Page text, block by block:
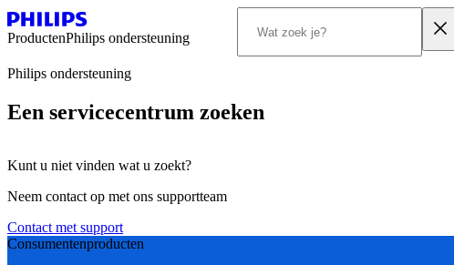
ProductenPhilips ondersteuning
Philips ondersteuning
Een servicecentrum zoeken
Kunt u niet vinden wat u zoekt?
Neem contact op met ons supportteam
Contact met support
Consumentenproducten